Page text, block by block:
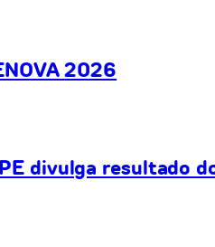
2026
divulga resultado